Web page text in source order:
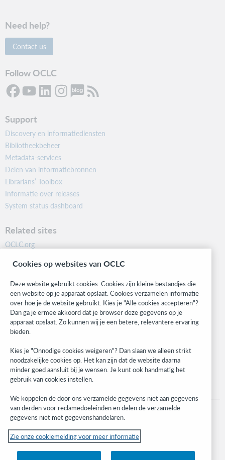
Need help?
Contact us
Follow OCLC
Support
Discovery en informatiediensten
Bibliotheekbeheer
Metadata-services
Delen van informatiebronnen
Librarians’ Toolbox
Informatie over releases
System status dashboard
Related sites
OCLC.org
Community
Research
WebJunction
Developer Network
Stay in the know.
Get the latest product updates, research, events, and much more—
right to your inbox.
Subscribe now
© 2023 OCLC
Cookies op websites van OCLC
Deze website gebruikt cookies. Cookies zijn kleine bestandjes die
een website op je apparaat opslaat. Cookies verzamelen informatie
over hoe je de website gebruikt. Kies je "Alle cookies accepteren"?
Dan ga je ermee akkoord dat je browser deze gegevens op je
apparaat opslaat. Zo kunnen wij je een betere, relevantere ervaring
bieden.
Kies je "Onnodige cookies weigeren"? Dan slaan we alleen strikt
noodzakelijke cookies op. Het kan zijn dat de website daarna
minder goed aansluit bij je wensen. Je kunt ook handmatig het
gebruik van cookies instellen.
We koppelen de door ons verzamelde gegevens niet aan gegevens
van derden voor reclamedoeleinden en delen de verzamelde
gegevens niet met gegevenshandelaren.
Zie onze cookiemelding voor meer informatie